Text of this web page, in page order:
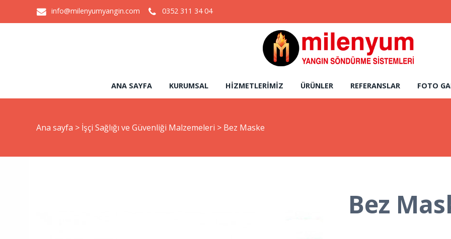
info@milenyumyangin.com 0352 311 34 04
ANA SAYFA KURUMSAL HIZMETLERIMIZ ÜRÜNLER REFERANSLAR FOTO
Ana sayfa > İşçi Sağlığı ve Güvenliği Malzemeleri > Bez Maske
Bez